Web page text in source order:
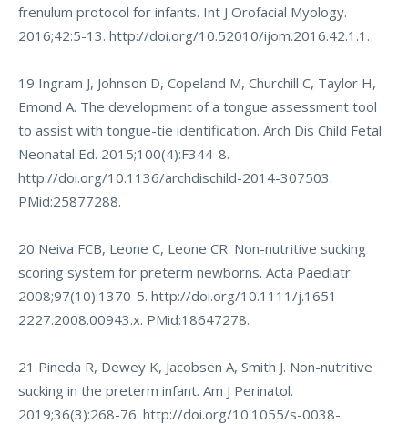
frenulum protocol for infants. Int J Orofacial Myology.
2016;42:5-13. http://doi.org/10.52010/ijom.2016.42.1.1 .
19 Ingram J, Johnson D, Copeland M, Churchill C, Taylor H,
Emond A. The development of a tongue assessment tool
to assist with tongue-tie identification. Arch Dis Child Fetal
Neonatal Ed. 2015;100(4):F344-8.
http://doi.org/10.1136/archdischild-2014-307503.
PMid:25877288.
20 Neiva FCB, Leone C, Leone CR. Non-nutritive sucking
scoring system for preterm newborns. Acta Paediatr.
2008;97(10):1370-5. http://doi.org/10.1111/j.1651-
2227.2008.00943.x. PMid:18647278.
21 Pineda R, Dewey K, Jacobsen A, Smith J. Non-nutritive
sucking in the preterm infant. Am J Perinatol.
2019;36(3):268-76. http://doi.org/10.1055/s-0038-